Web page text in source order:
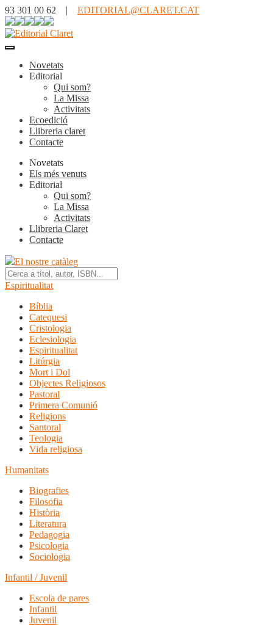
93 301 00 62 | EDITORIAL@CLARET.CAT
Novetats
Editorial
Qui som?
La Missa
Activitats
Ecoedició
Llibreria claret
Contacte
Novetats
Els més venuts
Editorial
Qui som?
La Missa
Activitats
Llibreria Claret
Contacte
El nostre catàleg
Espiritualitat
Bíblia
Catequesi
Cristologia
Eclesiologia
Espiritualitat
Litúrgia
Mort i Dol
Objectes Religiosos
Pastoral
Primera Comunió
Religions
Santoral
Teologia
Vida religiosa
Humanitats
Biografies
Filosofia
Història
Literatura
Pedagogia
Psicologia
Sociologia
Infantil / Juvenil
Escola de pares
Infantil
Juvenil